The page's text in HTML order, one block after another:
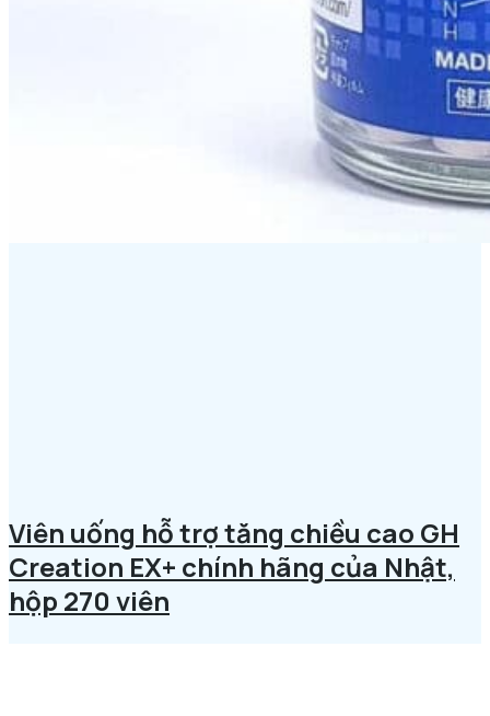
Viên uống hỗ trợ tăng chiều cao GH
Creation EX+ chính hãng của Nhật,
hộp 270 viên